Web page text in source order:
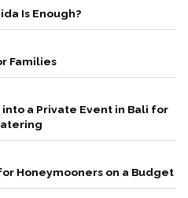
Is Enough?
Families
a Private Event in Bali for
Honeymooners on a Budget